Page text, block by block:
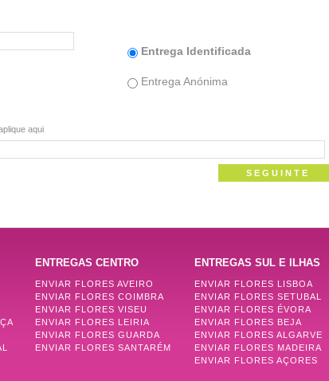
Entrega Identificada
Entrega Anónima
aqui
ENTREGAS CENTRO
ENVIAR FLORES AVEIRO
ENVIAR FLORES COIMBRA
ENVIAR FLORES VISEU
ENVIAR FLORES LEIRIA
ENVIAR FLORES GUARDA
ENVIAR FLORES SANTARÉM
ENTREGAS SUL E ILHAS
ENVIAR FLORES LISBOA
ENVIAR FLORES SETUBAL
ENVIAR FLORES ÉVORA
ENVIAR FLORES BEJA
ENVIAR FLORES ALGARVE
ENVIAR FLORES MADEIRA
ENVIAR FLORES AÇORES